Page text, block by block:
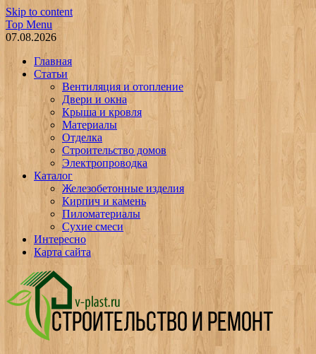
Skip to content
Top Menu
07.08.2026
Главная
Статьи
Вентиляция и отопление
Двери и окна
Крыша и кровля
Материалы
Отделка
Строительство домов
Электропроводка
Каталог
Железобетонные изделия
Кирпич и камень
Пиломатериалы
Сухие смеси
Интересно
Карта сайта